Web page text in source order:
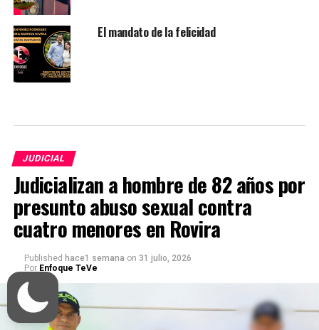
El mandato de la felicidad
JUDICIAL
Judicializan a hombre de 82 años por
presunto abuso sexual contra
cuatro menores en Rovira
Published hace1 semana on 31 julio, 2026
Por Enfoque TeVe